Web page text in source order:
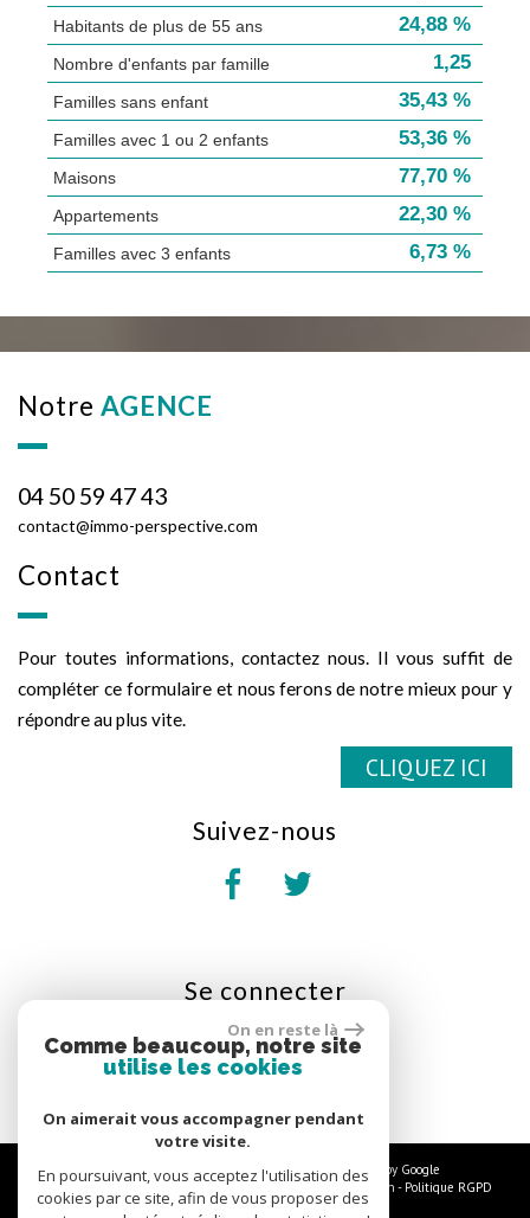
Habitants de plus de 55 ans 24,88 %
Nombre d'enfants par famille 1,25
Familles sans enfant 35,43 %
Familles avec 1 ou 2 enfants 53,36 %
Maisons 77,70 %
Appartements 22,30 %
Familles avec 3 enfants 6,73 %
notre AGENCE
04 50 59 47 43
contact@immo-perspective.com
contact
Pour toutes informations, contactez nous. Il vous suffit de
compléter ce formulaire et nous ferons de notre mieux pour y
répondre au plus vite.
CLIQUEZ ICI
suivez-nous
se connecter
Espace propriétaire
© 2026 | Tous droits réservés | Traduction powered by Google
Plan du site
Mentions légales Nos honoraires Admin - Politique RGPD
On en reste là
Comme beaucoup, notre site
utilise les cookies
On aimerait vous accompagner pendant
votre visite.
En poursuivant, vous acceptez l'utilisation des
cookies par ce site, afin de vous proposer des